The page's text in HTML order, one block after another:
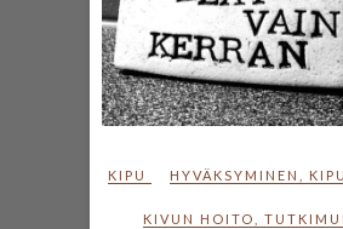
KIPU HYVÄKSYMINEN
KIVUN HOITO